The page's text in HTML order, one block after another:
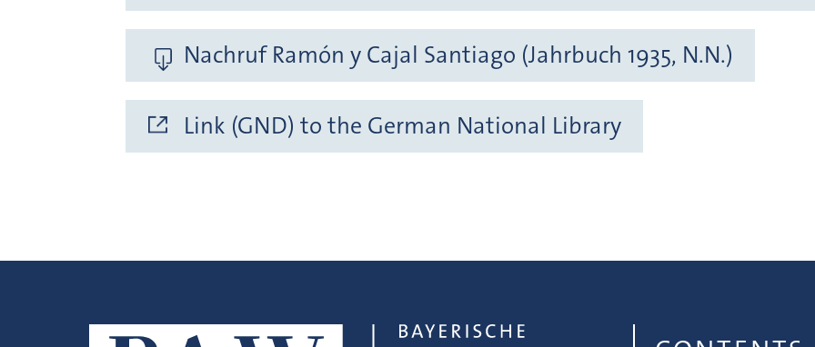
Nachruf Ramón y Cajal Santiago (Jahrbuch 1935, N.N.)
Link (GND) to the German National Library